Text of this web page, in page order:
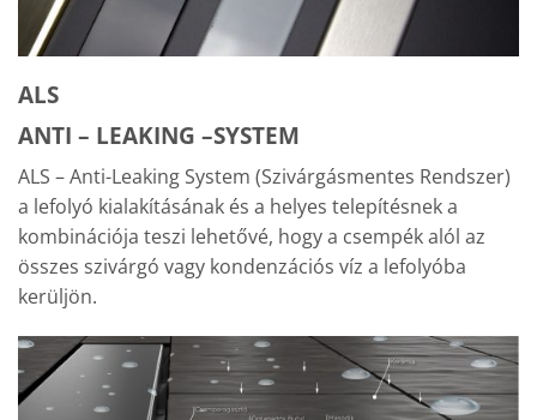
ALS
ANTI – LEAKING –SYSTEM
ALS – Anti-Leaking System (Szivárgásmentes Rendszer)
a lefolyó kialakításának és a helyes telepítésnek a
kombinációja teszi lehetővé, hogy a csempék alól az
összes szivárgó vagy kondenzációs víz a lefolyóba
kerüljön.